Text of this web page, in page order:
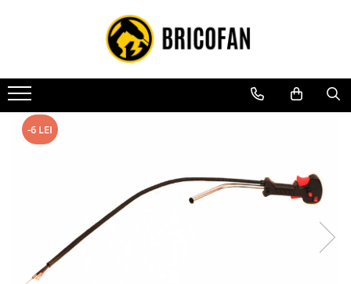
Toate Produsele
Vehicule electrice
Atv
Cu permis
Piese de schimb vehicule electrice
Scutere electrice
Scutere pe benzina
-6 LEI